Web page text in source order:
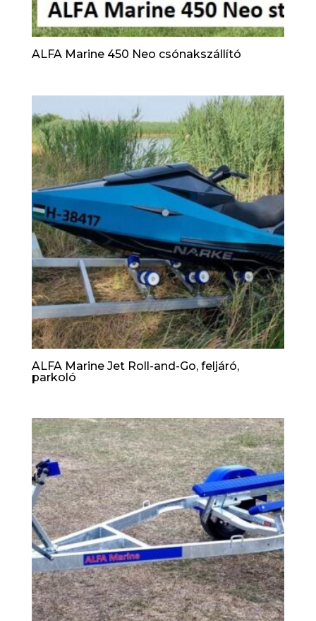
ALFA Marine 450 Neo csónakszállító
ALFA Marine Jet Roll-and-Go, feljáró,
parkoló